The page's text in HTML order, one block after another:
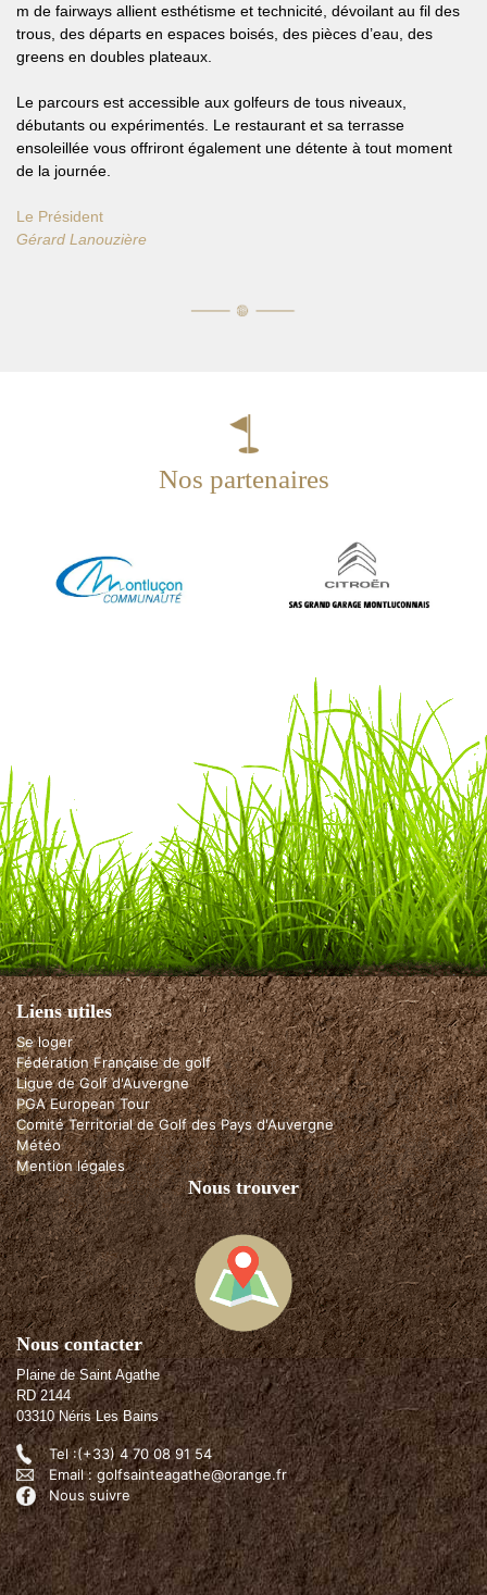
m de fairways allient esthétisme et technicité, dévoilant au fil des
trous, des départs en espaces boisés, des pièces d’eau, des
greens en doubles plateaux.
Le parcours est accessible aux golfeurs de tous niveaux,
débutants ou expérimentés. Le restaurant et sa terrasse
ensoleillée vous offriront également une détente à tout moment
de la journée.
Le Président
Gérard Lanouzière
Nos partenaires
Liens utiles
Se loger
Fédération Française de golf
Ligue de Golf d'Auvergne
PGA European Tour
Comité Territorial de Golf des Pays d'Auvergne
Météo
Mention légales
Nous trouver
Nous contacter
Plaine de Saint Agathe
RD 2144
03310 Néris Les Bains
Tel :(+33) 4 70 08 91 54
Email : golfsainteagathe@orange.fr
Nous suivre